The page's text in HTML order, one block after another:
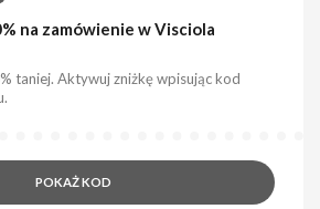
na zamówienie w Visciola
taniej. Aktywuj zniżkę wpisując kod
POKAŻ KOD